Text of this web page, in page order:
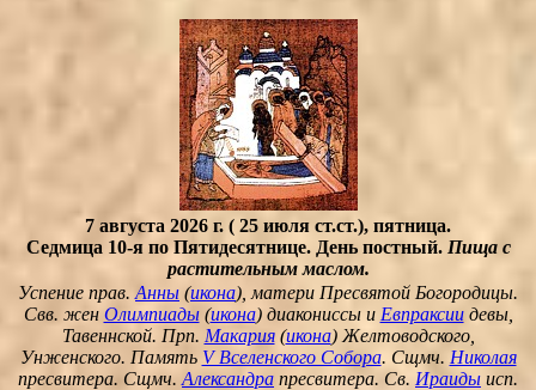
7 августа 2026 г. ( 25 июля ст.ст.), пятница.
Седмица 10-я по Пятидесятнице. День постный. Пища с
растительным маслом.
Успение прав. Анны (икона), матери Пресвятой Богородицы.
Свв. жен Олимпиады(икона) диакониссы и Евпраксиидевы,
Тавеннской. Прп. Макария(икона) Желтоводского,
Унженского. Память V Вселенского Собора. Сщмч. Николая
пресвитера. Сщмч. Александра пресвитера. Св. Ираиды исп.